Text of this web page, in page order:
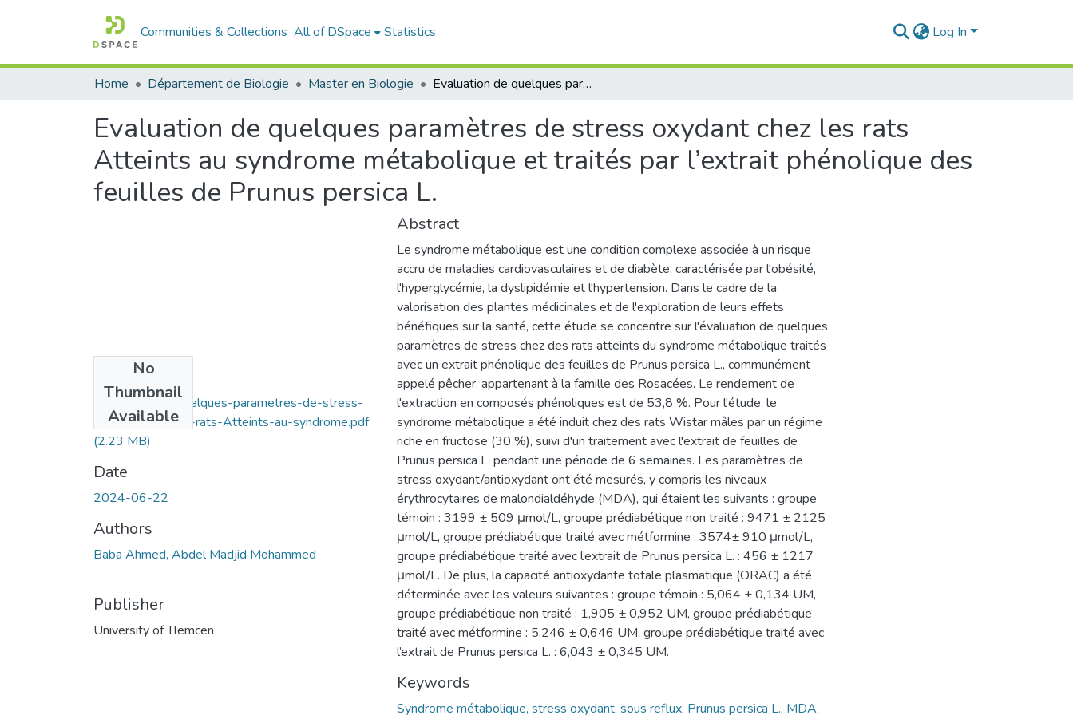
Communities & Collections All of DSpace Statistics Log In
Home Département de Biologie Master en Biologie Evaluation de quelques paramètres de stress oxydant chez les rats Atteints au syndrome métabolique et traités par l’extrait phénolique des feuilles de Prunus persica L.
Evaluation de quelques paramètres de stress oxydant chez les rats
Atteints au syndrome métabolique et traités par l’extrait phénolique des
feuilles de Prunus persica L.
No
Thumbnail
Available
Evaluation-de-quelques-parametres-de-stress-
oxydant-chez-les-rats-Atteints-au-syndrome.pdf
(2.23 MB)
Date
2024-06-22
Authors
Baba Ahmed, Abdel Madjid Mohammed
Publisher
University of Tlemcen
Abstract
Le syndrome métabolique est une condition complexe associée à un risque
accru de maladies cardiovasculaires et de diabète, caractérisée par l'obésité,
l'hyperglycémie, la dyslipidémie et l'hypertension. Dans le cadre de la
valorisation des plantes médicinales et de l'exploration de leurs effets
bénéfiques sur la santé, cette étude se concentre sur l'évaluation de quelques
paramètres de stress chez des rats atteints du syndrome métabolique traités
avec un extrait phénolique des feuilles de Prunus persica L., communément
appelé pêcher, appartenant à la famille des Rosacées. Le rendement de
l'extraction en composés phénoliques est de 53,8 %. Pour l'étude, le
syndrome métabolique a été induit chez des rats Wistar mâles par un régime
riche en fructose (30 %), suivi d'un traitement avec l'extrait de feuilles de
Prunus persica L. pendant une période de 6 semaines. Les paramètres de
stress oxydant/antioxydant ont été mesurés, y compris les niveaux
érythrocytaires de malondialdéhyde (MDA), qui étaient les suivants : groupe
témoin : 3199 ± 509 μmol/L, groupe prédiabétique non traité : 9471 ± 2125
μmol/L, groupe prédiabétique traité avec métformine : 3574± 910 μmol/L,
groupe prédiabétique traité avec l’extrait de Prunus persica L. : 456 ± 1217
μmol/L. De plus, la capacité antioxydante totale plasmatique (ORAC) a été
déterminée avec les valeurs suivantes : groupe témoin : 5,064 ± 0,134 UM,
groupe prédiabétique non traité : 1,905 ± 0,952 UM, groupe prédiabétique
traité avec métformine : 5,246 ± 0,646 UM, groupe prédiabétique traité avec
l’extrait de Prunus persica L. : 6,043 ± 0,345 UM.
Keywords
Syndrome métabolique, stress oxydant, sous reflux, Prunus persica L., MDA,